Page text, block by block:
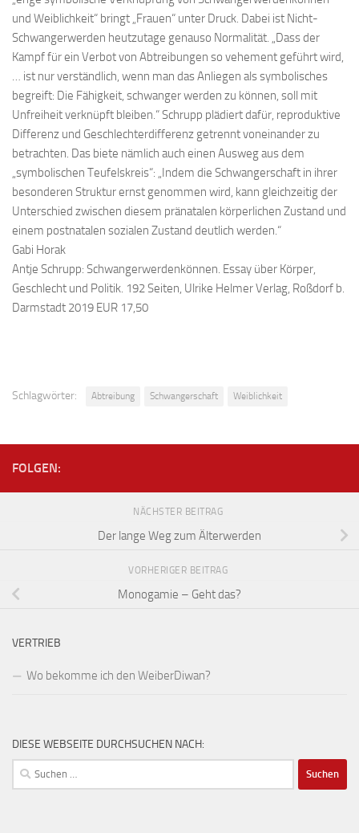
und Weiblichkeit“ bringt „Frauen“ unter Druck. Dabei ist Nicht-
Schwangerwerden heutzutage genauso Normalität. „Dass der
Kampf für ein Verbot von Abtreibungen so vehement geführt wird,
… ist nur verständlich, wenn man das Anliegen als symbolisches
begreift: Die Fähigkeit, schwanger werden zu können, soll mit
Unfreiheit verknüpft bleiben.“ Schrupp plädiert dafür, reproduktive
Differenz und Geschlechterdifferenz getrennt voneinander zu
betrachten. Das biete nämlich auch einen Ausweg aus dem
„symbolischen Teufelskreis“: „Indem die Schwangerschaft in ihrer
besonderen Struktur ernst genommen wird, kann gleichzeitig der
Unterschied zwischen diesem pränatalen körperlichen Zustand und
einem postnatalen sozialen Zustand deutlich werden.“
Gabi Horak
Antje Schrupp: Schwangerwerdenkönnen. Essay über Körper,
Geschlecht und Politik. 192 Seiten, Ulrike Helmer Verlag, Roßdorf b.
Darmstadt 2019 EUR 17,50
Schlagwörter: Abtreibung Schwangerschaft Weiblichkeit
FOLGEN:
NÄCHSTER BEITRAG
Der lange Weg zum Älterwerden
VORHERIGER BEITRAG
Monogamie – Geht das?
VERTRIEB
Wo bekomme ich den WeiberDiwan?
DIESE WEBSEITE DURCHSUCHEN NACH:
Suchen
nach: